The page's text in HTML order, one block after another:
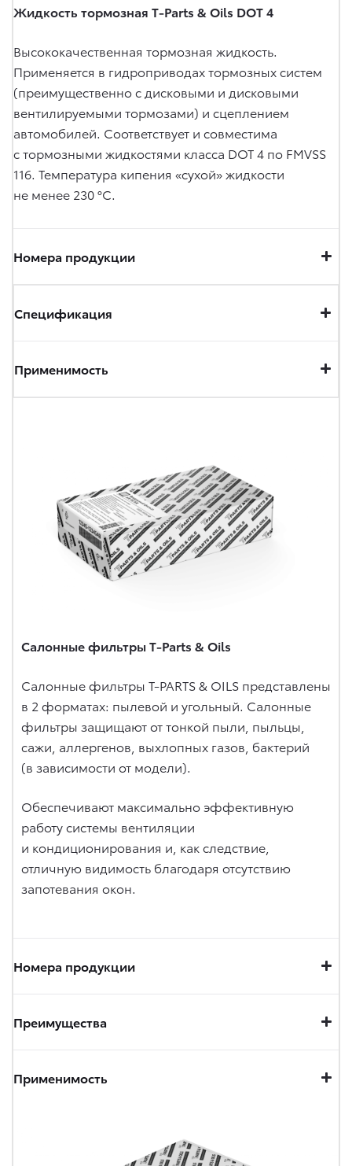
Жидкость тормозная T-Parts & Oils DOT 4
Высококачественная тормозная жидкость.
Применяется в гидроприводах тормозных систем
(преимущественно с дисковыми и дисковыми
вентилируемыми тормозами) и сцеплением
автомобилей. Соответствует и совместима
с тормозными жидкостями класса DOT 4 по FMVSS
116. Температура кипения «сухой» жидкости
не менее 230 °C.
Номера продукции
Спецификация
Применимость
Салонные фильтры T-Parts & Oils
Салонные фильтры T-PARTS & OILS представлены
в 2 форматах: пылевой и угольный. Салонные
фильтры защищают от тонкой пыли, пыльцы,
сажи, аллергенов, выхлопных газов, бактерий
(в зависимости от модели).
Обеспечивают максимально эффективную
работу системы вентиляции
и кондиционирования и, как следствие,
отличную видимость благодаря отсутствию
запотевания окон.
Номера продукции
Преимущества
Применимость